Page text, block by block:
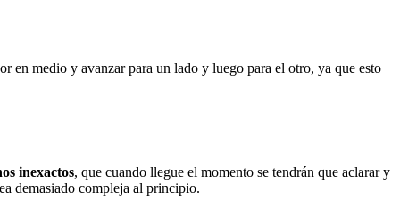
en medio y avanzar para un lado y luego para el otro, ya que esto
inexactos, que cuando llegue el momento se tendrán que aclarar y
demasiado compleja al principio.